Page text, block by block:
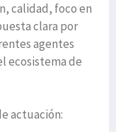
calidad, foco en
clara por
agentes
ecosistema de
actuación: